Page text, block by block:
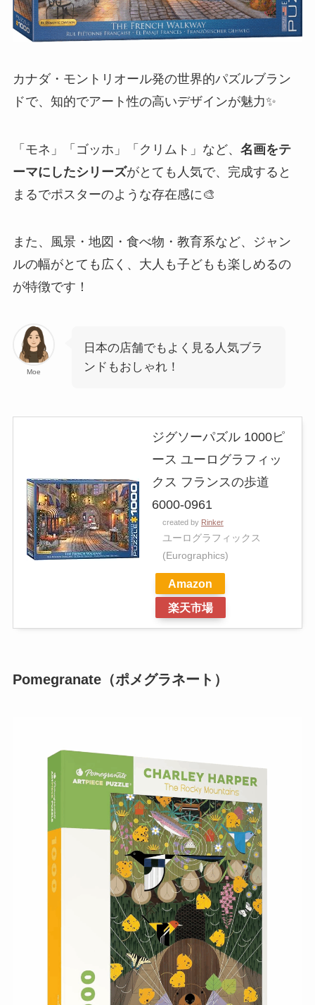
カナダ・モントリオール発の世界的パズルブラン
ドで、知的でアート性の高いデザインが魅力✨
「モネ」「ゴッホ」「クリムト」など、 名画をテ
ーマにしたシリーズがとても人気で、完成すると
まるでポスターのような存在感に🎨
また、風景・地図・食べ物・教育系など、ジャン
ルの幅がとても広く、大人も子どもも楽しめるの
が特徴です！
Moe
日本の店舗でもよく見る人気ブラ
ンドもおしゃれ！
ジグソーパズル 1000ピ
ース ユーログラフィッ
クス フランスの歩道
6000-0961
created by Rinker
ユーログラフィックス
(Eurographics)
Amazon
楽天市場
Pomegranate（ポメグラネート）